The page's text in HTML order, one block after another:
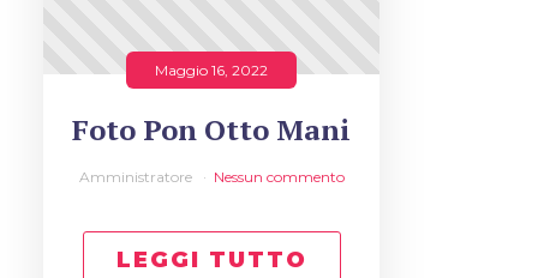
Maggio 16, 2022
Foto Pon Otto Mani
Amministratore Nessun commento
LEGGI TUTTO